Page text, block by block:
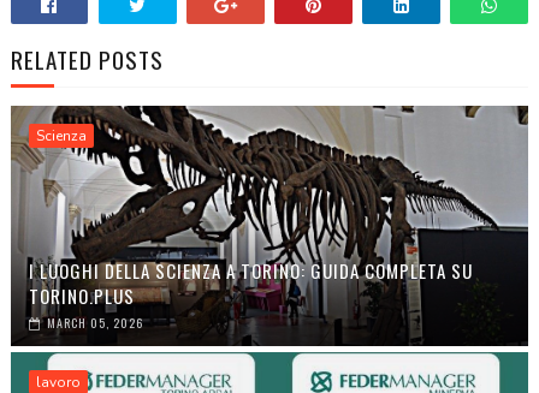
RELATED POSTS
Scienza
I LUOGHI DELLA SCIENZA A TORINO: GUIDA COMPLETA SU
TORINO.PLUS
MARCH 05, 2026
lavoro